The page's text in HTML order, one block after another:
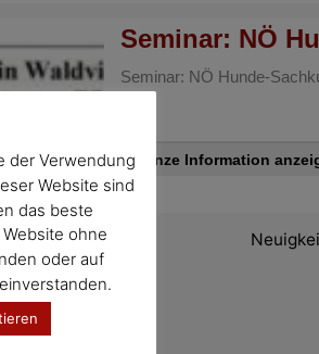
Seminar: NÖ
Seminar: NÖ Hunde-
Ganze Information
der Verwendung
Website sind
das beste
ohne
oder auf